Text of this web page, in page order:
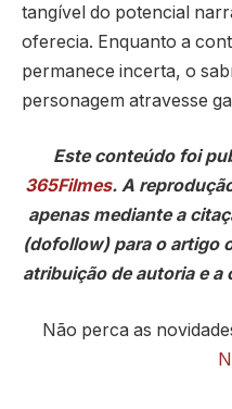
tangível do potencial
oferecia. Enquanto a
permanece incerta, o
personagem atravesse
Este conteúdo foi
365Filmes. A
apenas mediante a
(dofollow) para o artigo
atribuição de autoria e
Não perca as